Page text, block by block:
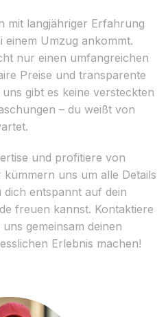
mit langjähriger Erfahrung
Umzug ankommt.
nur einen umfangreichen
Preise und transparente
gibt es keine versteckten
– du weißt von
und profitiere von
uns um alle Details
dich entspannt auf dein
freuen kannst. Kontaktiere
gemeinsam deinen
Erlebnis machen!